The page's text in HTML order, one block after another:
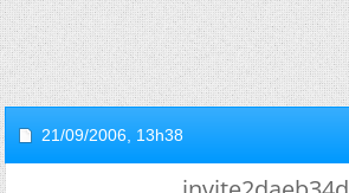
21/09/2006, 13h38